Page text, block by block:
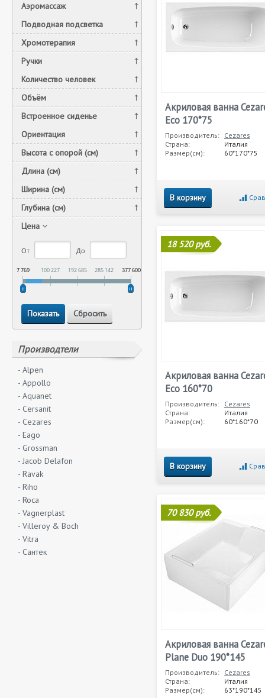
Аэромассаж
Подводная подсветка
Хромотерапия
Ручки
Количество человек
Объём
Встроенное сиденье
Ориентация
Высота с опорой (см)
Длина (см)
Ширина (см)
Глубина (см)
Цена
От До
7 769 100 227 192 685 285 142 377 600
Производтели
- Alpen
- Appollo
- Aquanet
- Cersanit
- Cezares
- Eago
- Grossman
- Jacob Delafon
- Ravak
- Riho
- Roca
- Vagnerplast
- Villeroy & Boch
- Vitra
- Сантек
Акриловая ванна
Eco 170*75
Производитель: Cezares
Страна:
Италия
Размер(см):
60*170*75
В корзину
18 520 руб.
Акриловая ванна
Eco 160*70
Производитель: Cezares
Страна:
Италия
Размер(см):
60*160*70
В корзину
70 830 руб.
Акриловая ванна
Plane Duo 190*145
Производитель: Cezares
Страна:
Италия
Размер(см):
63*190*145